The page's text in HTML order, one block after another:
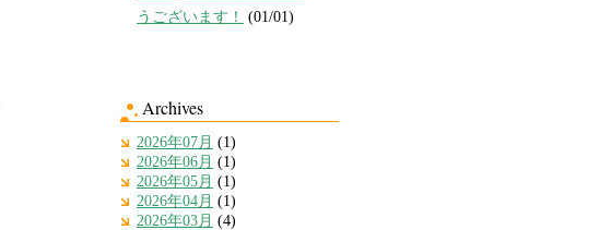
うございます！
(01/01)
Archives
2026年07月 (1)
2026年06月 (1)
2026年05月 (1)
2026年04月 (1)
2026年03月 (4)